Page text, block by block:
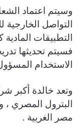
وسيتم اعتماد
التطبيقات
فسيتم تحديثها
الاستخدام
وتعد خالدة أكبر
البترول المصري
مصر الغربية .